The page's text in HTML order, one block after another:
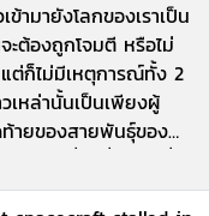
ามายังโลกของเราเป็น
ต้องถูกโจมตี หรือไม่
ต่ก็ไม่มีเหตุการณ์ทั้ง 2
เหล่านั้นเป็นเพียงผู้
ายของสายพันธุ์ของ
รากในที่อยู่ชั่วคราวที่
ใต้ ชาติต่างๆ ในโลก